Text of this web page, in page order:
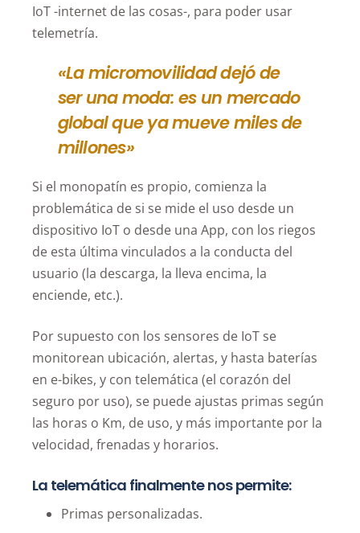
IoT -internet de las cosas-, para poder usar
telemetría.
«La micromovilidad dejó de
ser una moda: es un mercado
global que ya mueve miles de
millones»
Si el monopatín es propio, comienza la
problemática de si se mide el uso desde un
dispositivo IoT o desde una App, con los riegos
de esta última vinculados a la conducta del
usuario (la descarga, la lleva encima, la
enciende, etc.).
Por supuesto con los sensores de IoT se
monitorean ubicación, alertas, y hasta baterías
en e-bikes, y con telemática (el corazón del
seguro por uso), se puede ajustas primas según
las horas o Km, de uso, y más importante por la
velocidad, frenadas y horarios.
La telemática finalmente nos permite:
Primas personalizadas.